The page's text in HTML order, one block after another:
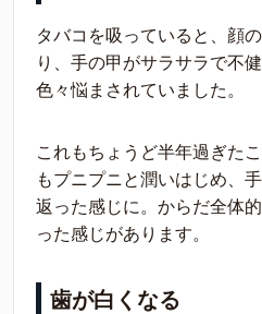
タバコを吸っていると、顔
り、手の甲がサラサラで不
色々悩まされていました。
これもちょうど半年過ぎた
もプニプニと潤いはじめ、
返った感じに。からだ全体
った感じがあります。
歯が白くなる